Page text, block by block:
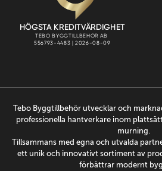
Tebo Byggtillbehör utvecklar och
professionella hantverkare inom
murning.
Tillsammans med egna och utvalda
ett unik och innovativt sortiment av
förbättrar modernt